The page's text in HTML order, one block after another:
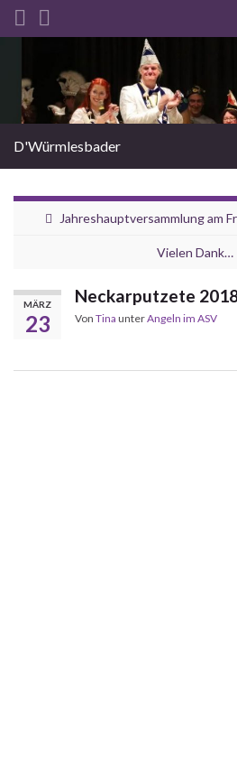
Search for:
D'Würmlesbader
Jahreshauptversammlung am
Vielen Dank…
MÄRZ
23
Neckarputzete
Von Tina unterAngeln im ASV